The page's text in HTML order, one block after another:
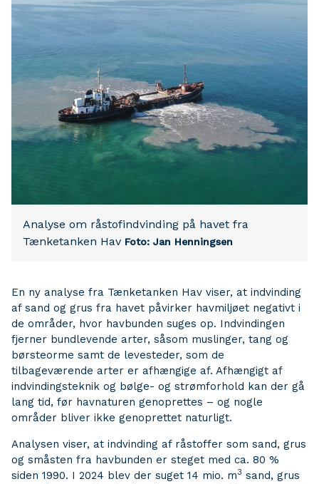
Analyse om råstofindvinding på havet fra
Tænketanken Hav Foto: Jan Henningsen
En ny analyse fra Tænketanken Hav viser, at indvinding
af sand og grus fra havet påvirker havmiljøet negativt i
de områder, hvor havbunden suges op. Indvindingen
fjerner bundlevende arter, såsom muslinger, tang og
børsteorme samt de levesteder, som de
tilbageværende arter er afhængige af. Afhængigt af
indvindingsteknik og bølge- og strømforhold kan der gå
lang tid, før havnaturen genoprettes – og nogle
områder bliver ikke genoprettet naturligt.
Analysen viser, at indvinding af råstoffer som sand, grus
og småsten fra havbunden er steget med ca. 80 %
siden 1990. I 2024 blev der suget 14 mio. m3 sand, grus